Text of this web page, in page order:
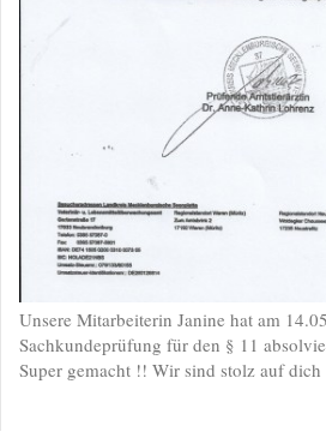
Unsere Mitarbeiterin Janine hat am
Sachkundeprüfung für den § 11
Super gemacht !! Wir sind stolz auf dich